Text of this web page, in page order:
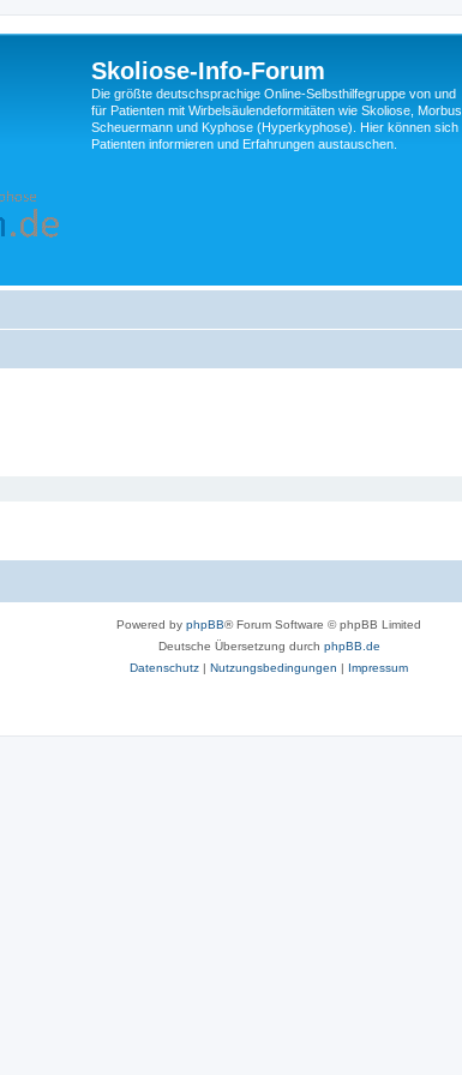
Skoliose-Info-Forum
Die größte deutschsprachige Online-Selbsthilfegruppe von und
für Patienten mit Wirbelsäulendeformitäten wie Skoliose, Morbus
Scheuermann und Kyphose (Hyperkyphose). Hier können sich
Patienten informieren und Erfahrungen austauschen.
Powered by phpBB® Forum Software © phpBB Limited
Deutsche Übersetzung durch phpBB.de
Datenschutz | Nutzungsbedingungen | Impressum